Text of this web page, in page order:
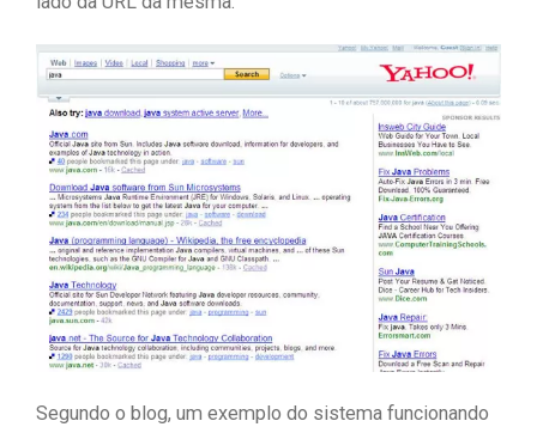
Segundo o blog, um exemplo do sistema funcionando